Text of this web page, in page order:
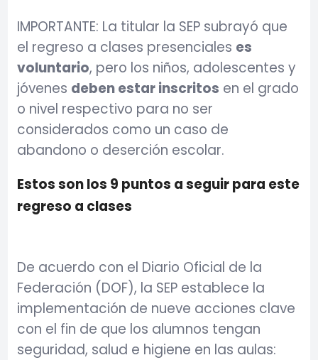
IMPORTANTE: La titular la SEP subrayó que
el regreso a clases presenciales es
voluntario, pero los niños, adolescentes y
jóvenes deben estar inscritos en el grado
o nivel respectivo para no ser
considerados como un caso de
abandono o deserción escolar.
Estos son los 9 puntos a seguir para este
regreso a clases
De acuerdo con el Diario Oficial de la
Federación (DOF), la SEP establece la
implementación de nueve acciones clave
con el fin de que los alumnos tengan
seguridad, salud e higiene en las aulas: